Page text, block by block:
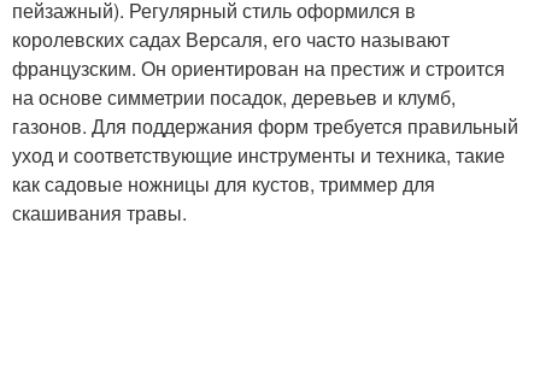
пейзажный). Регулярный стиль оформился в
королевских садах Версаля, его часто называют
французским. Он ориентирован на престиж и строится
на основе симметрии посадок, деревьев и клумб,
газонов. Для поддержания форм требуется правильный
уход и соответствующие инструменты и техника, такие
как садовые ножницы для кустов, триммер для
скашивания травы.